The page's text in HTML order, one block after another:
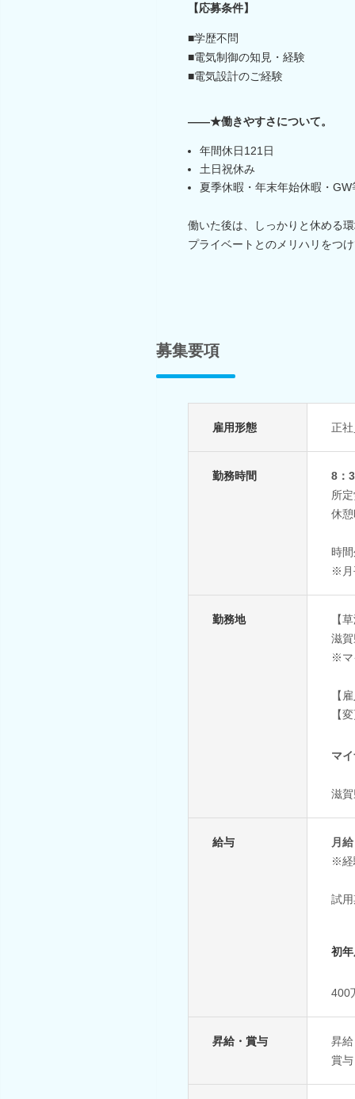
【応募条件】
■学歴不問
■電気制御の知見・経験
■電気設計のご経験
――★働きやすさについて。
年間休日121日
土日祝休み
夏季休暇・年末年始休暇・
働いた後は、しっかりと休める
プライベートとのメリハリをつ
募集要項
雇用形態 正
勤務時間
8：
所
休
時
※月
勤務地
【
滋
※マ
【
【
マ
滋
給与
月
※経
試
初
400
昇給・賞与
昇
賞